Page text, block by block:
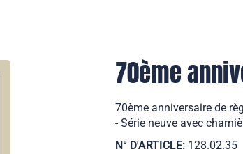
70ème
70ème anniversaire de
- Série neuve avec
N° D'ARTICLE: 128.02.35